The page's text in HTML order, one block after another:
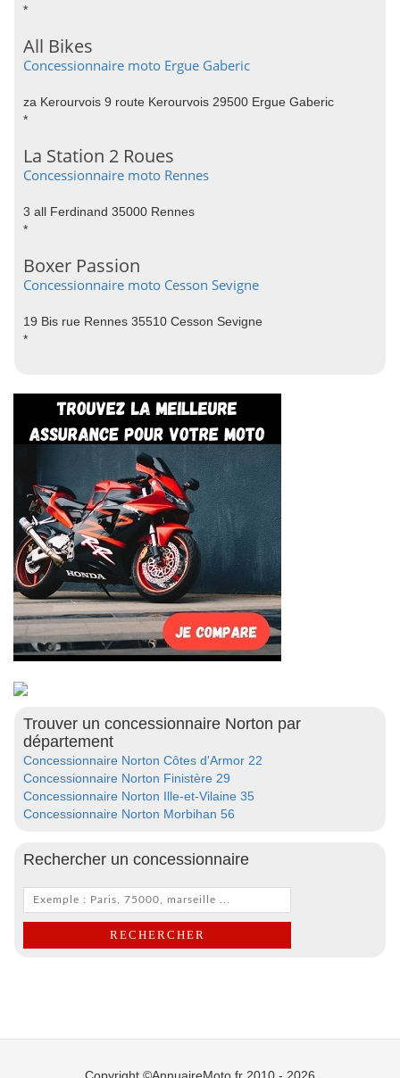
*
All Bikes
Concessionnaire moto Ergue Gaberic
za Kerourvois 9 route Kerourvois 29500 Ergue Gaberic
*
La Station 2 Roues
Concessionnaire moto Rennes
3 all Ferdinand 35000 Rennes
*
Boxer Passion
Concessionnaire moto Cesson Sevigne
19 Bis rue Rennes 35510 Cesson Sevigne
*
Trouver un concessionnaire Norton par
département
Concessionnaire Norton Côtes d'Armor 22
Concessionnaire Norton Finistère 29
Concessionnaire Norton Ille-et-Vilaine 35
Concessionnaire Norton Morbihan 56
Rechercher un concessionnaire